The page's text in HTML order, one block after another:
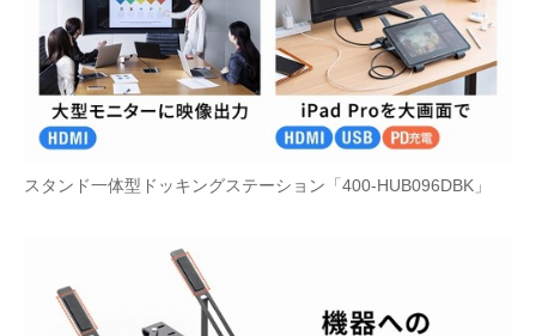
スタンド一体型ドッキングステーション「400-HUB096DBK」